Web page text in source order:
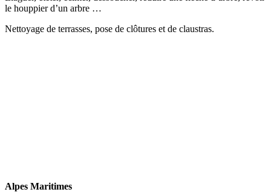
le houppier d’un arbre …
Nettoyage de terrasses, pose de clôtures et de claustras.
Alpes Maritimes